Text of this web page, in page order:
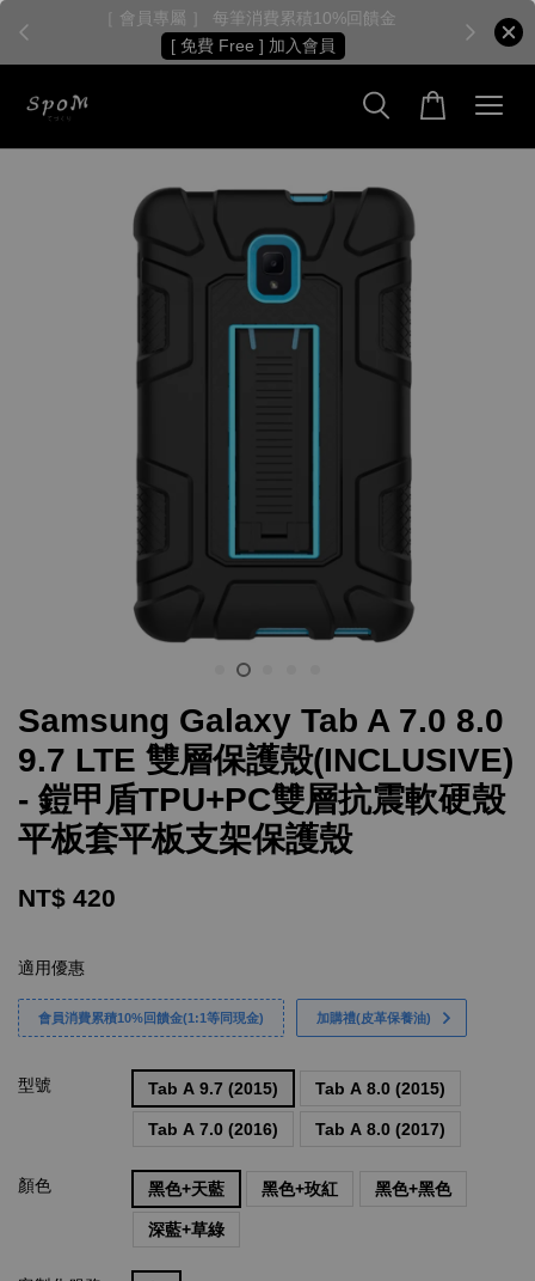
［ 會員專屬 ］ 每筆消費累積10%回饋金
[ 免費 Free ] 加入會員
Samsung Galaxy Tab A 7.0 8.0
9.7 LTE 雙層保護殼(INCLUSIVE)
- 鎧甲盾TPU+PC雙層抗震軟硬殼
平板套平板支架保護殼
NT$ 420
適用優惠
會員消費累積10%回饋金(1:1等同現金) 加購禮(皮革保養油)
型號 Tab A 9.7 (2015) Tab A 8.0 (2015)
Tab A 7.0 (2016) Tab A 8.0 (2017)
顏色 黑色+天藍 黑色+玫紅 黑色+黑色
深藍+草綠